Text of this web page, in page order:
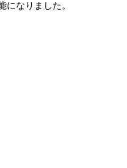
なりました。